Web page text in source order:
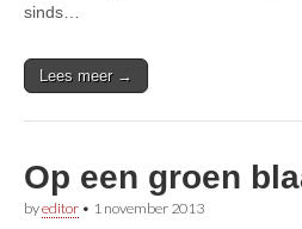
sinds…
Lees meer →
Op een groen
byeditor • 1 november 2013